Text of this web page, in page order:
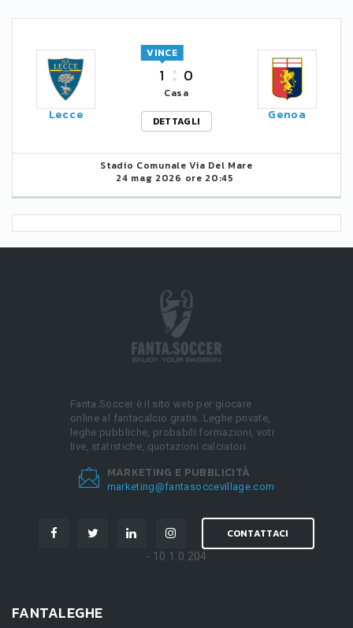
Lecce
1
VINCE
0
Casa
DETTAGLI
Genoa
Stadio Comunale Via Del Mare
24 mag 2026 ore 20:45
Fanta.Soccer è il sito web per giocare
online al fantacalcio gratis. Leghe private,
leghe pubbliche, probabili formazioni, voti
live, statistiche, quotazioni calciatori.
MARKETING E PUBBLICITÀ
marketing@fantasoccevillage.com
CONTATTACI
- 10.1.0.204
FANTALEGHE